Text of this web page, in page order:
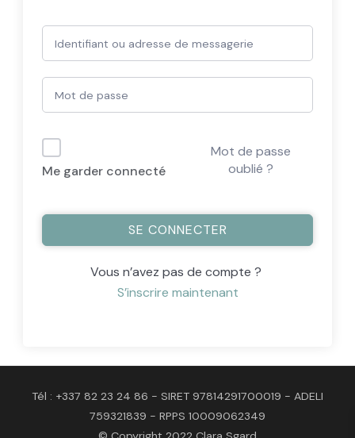
Me garder connecté
Mot de passe
oublié ?
SE CONNECTER
Vous n’avez pas de compte ?
S’inscrire maintenant
Tél : +337 82 23 24 86 - SIRET 97814291700019 - ADELI
759321839 - RPPS 10009062349